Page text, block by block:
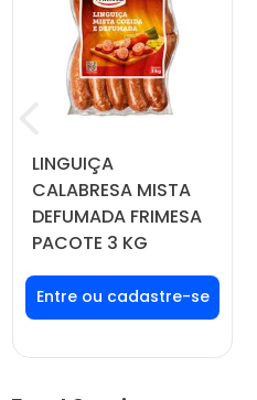
LINGUIÇA
CALABRESA MISTA
DEFUMADA FRIMESA
PACOTE 3 KG
Faça seu login ou
cadastre-se para
ver preços e